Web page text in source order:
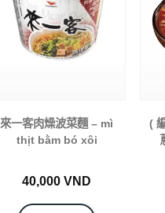
來一客肉燥波菜麵 – mì
thịt bằm bó xôi
40,000VND
(